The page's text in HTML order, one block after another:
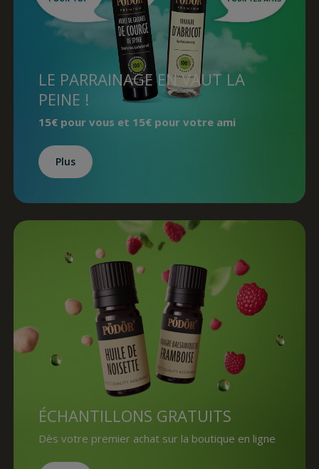
LE PARRAINAGE EN VAUT LA
PEINE !
15€ pour vous et 15€ pour votre ami
Plus
ÉCHANTILLONS GRATUITS
Dès votre premier achat sur la boutique en ligne